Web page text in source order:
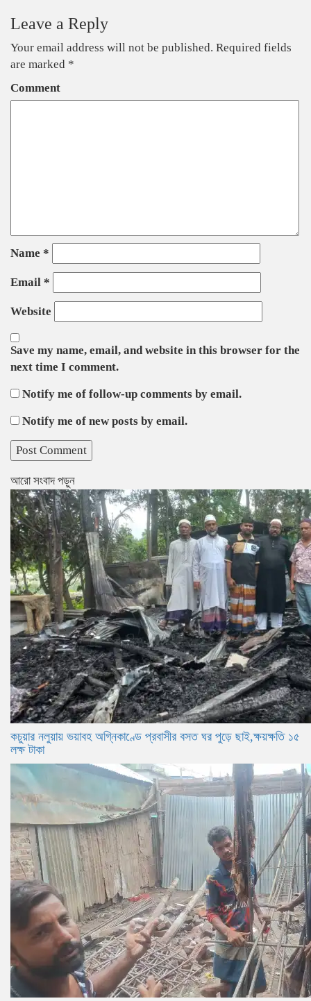
Leave a Reply
Your email address will not be published. Required fields
are marked *
Comment
Name *
Email *
Website
Save my name, email, and website in this browser for the
next time I comment.
Notify me of follow-up comments by email.
Notify me of new posts by email.
আরো সংবাদ পড়ুন
কচুয়ার নলুয়ায় ভয়াবহ অগ্নিকাণ্ডে প্রবাসীর বসত ঘর পুড়ে ছাই,ক্ষয়ক্ষতি ১৫
লক্ষ টাকা